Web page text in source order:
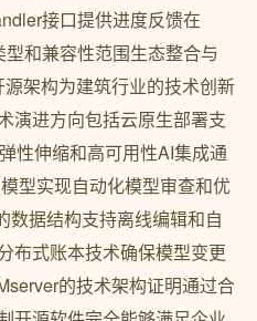
接口提供进度反馈在
和兼容性范围生态整合与
架构为建筑行业的技术创新
演进方向包括云原生部署支
性伸缩和高可用性AI集成通
型实现自动化模型审查和优
数据结构支持离线编辑和自
布式账本技术确保模型变更
的技术架构证明通过合